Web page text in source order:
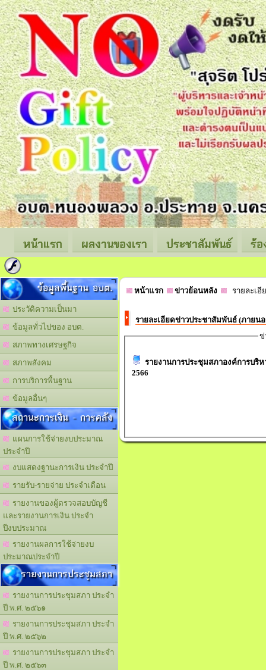
หน้าแรก ผลงานของเรา ประชาสัมพันธ์ ร้
ข้อมูลพื้นฐาน อบต.
ประวัติความเป็นมา
ข้อมูลทั่วไปของ อบต.
สภาพทางเศรษฐกิจ
สภาพสังคม
การบริการพื้นฐาน
ข้อมูลอื่นๆ
สถานะการเงิน - การคลัง
แผนการใช้จ่ายงบประมาณ
ประจำปี
งบแสดงฐานะการเงิน ประจำปี
รายรับ-รายจ่าย ประจำเดือน
รายงานของผู้ตรวจสอบบัญชี
และรายงานการเงิน ประจำ
ปีงบประมาณ
รายงานผลการใช้จ่ายงบ
ประมาณประจำปี
รายงานการประชุมสภา
รายงานการประชุมสภา ประจำ
ปี พ.ศ. ๒๕๖๑
รายงานการประชุมสภา ประจำ
ปี พ.ศ. ๒๕๖๒
รายงานการประชุมสภา ประจำ
ปี พ.ศ. ๒๕๖๓
หน้าแรก ข่าวย้อนหลัง รายละเ
รายละเอียดข่าวประชาสัมพันธ์ (ภายน
ข่
รายงานการประชุมสภาองค์การบริ
2566